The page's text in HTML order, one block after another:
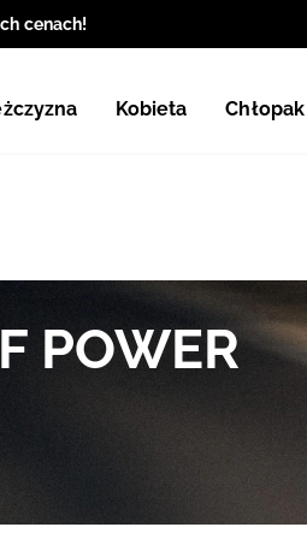
cenach!
Kobieta Chłopak
POWER